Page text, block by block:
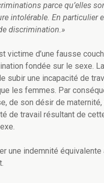
parce qu’elles
intolérable. En particulier
discrimination.»
victime d’une fausse
fondée sur le sexe.
subir une incapacité de
les femmes. Par
de son désir de
de travail résultant de
une indemnité